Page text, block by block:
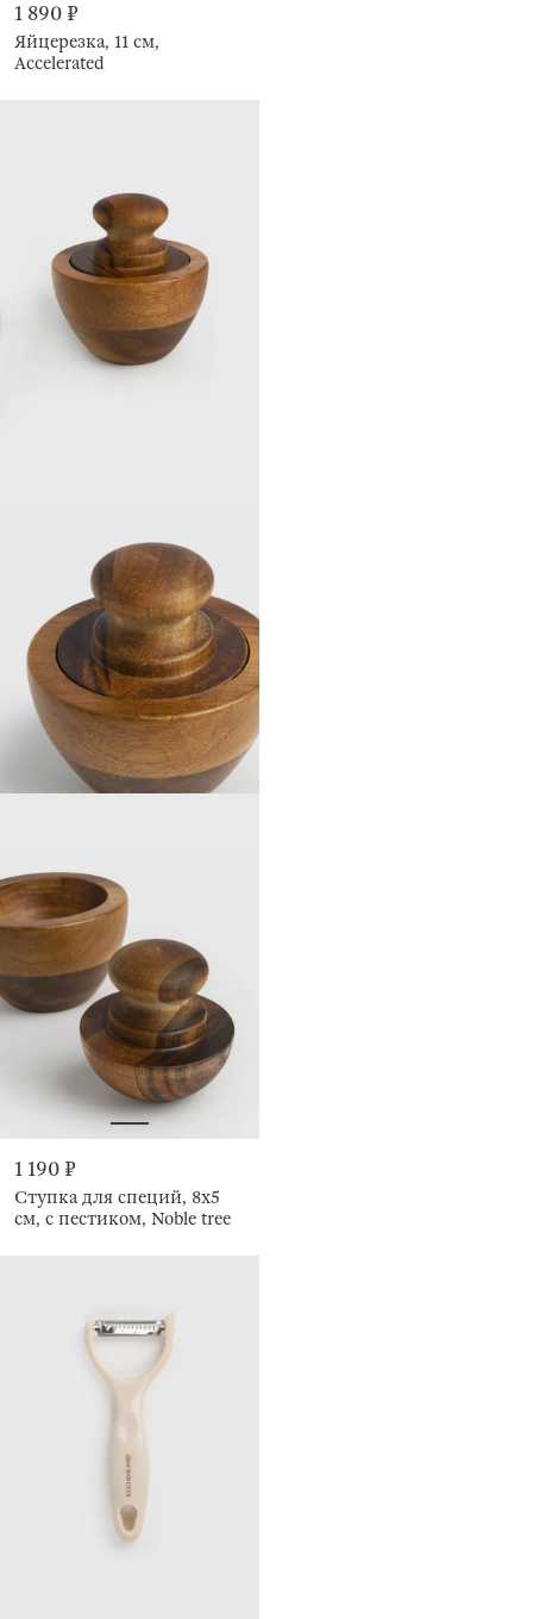
1 890 ₽
Яйцерезка, 11 см,
Accelerated
1 190 ₽
Ступка для специй, 8х5
см, с пестиком, Noble tree